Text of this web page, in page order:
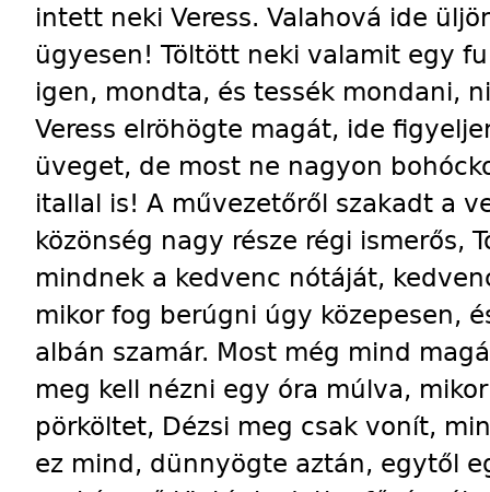
intett neki Veress. Valahová ide
ügyesen! Töltött neki valamit egy
igen, mondta, és tessék mondani,
Veress elröhögte magát, ide
üveget, de most ne nagyon
itallal is! A művezetőről szakadt a
közönség nagy része régi ismerős,
mindnek a kedvenc nótáját,
mikor fog berúgni úgy közepesen,
albán szamár. Most még mind
meg kell nézni egy óra múlva,
pörköltet, Dézsi meg csak vonít,
ez mind, dünnyögte aztán, egytől